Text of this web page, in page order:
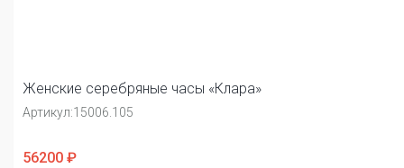
Женские серебряные часы «Клара»
Артикул:15006.105
56200 ₽